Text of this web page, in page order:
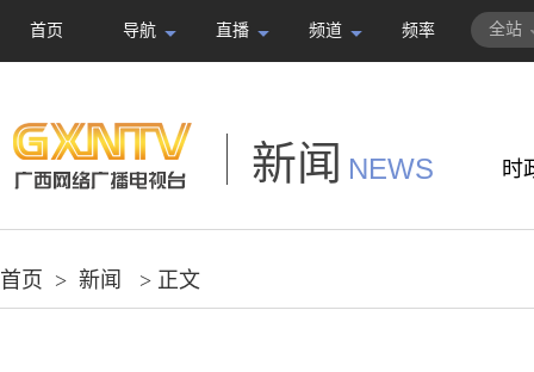
首页 导航 直播 频道 频率 全站
新闻 NEWS 时
首页 > 新闻 > 正文